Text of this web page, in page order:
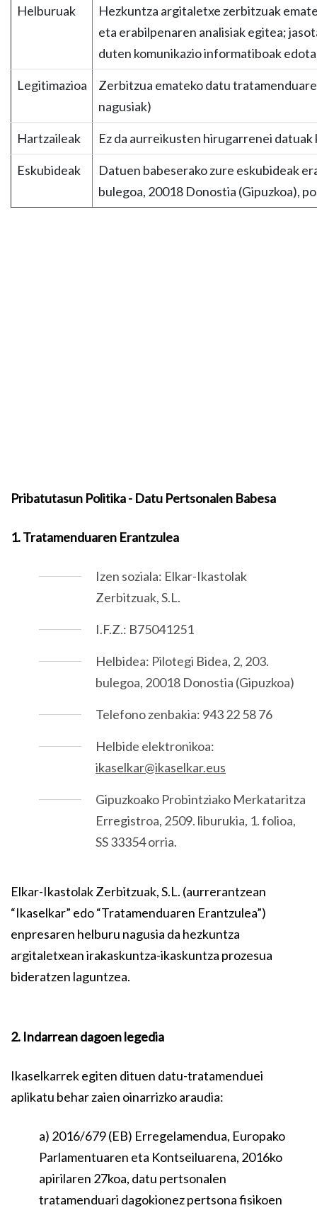
Helburuak
Hezkuntza argitaletxe zerbitzuak
eta erabilpenaren analisiak egitea;
duten komunikazio informatiboak
Legitimazioa
Zerbitzua emateko datu
nagusiak)
Hartzaileak Ez da aurreikusten hirugarrenei
Eskubideak
Datuen babeserako zure eskubideak
bulegoa, 20018 Donostia (Gipuzkoa),
Pribatutasun Politika - Datu Pertsonalen Babesa
1. Tratamenduaren Erantzulea
Izen soziala: Elkar-Ikastolak
Zerbitzuak, S.L.
I.F.Z.: B75041251
Helbidea: Pilotegi Bidea, 2, 203.
bulegoa, 20018 Donostia (Gipuzkoa)
Telefono zenbakia: 943 22 58 76
Helbide elektronikoa:
ikaselkar@ikaselkar.eus
Gipuzkoako Probintziako Merkataritza
Erregistroa, 2509. liburukia, 1. folioa,
SS 33354 orria.
Elkar-Ikastolak Zerbitzuak, S.L. (aurrerantzean
“Ikaselkar” edo “Tratamenduaren Erantzulea”)
enpresaren helburu nagusia da hezkuntza
argitaletxean irakaskuntza-ikaskuntza prozesua
bideratzen laguntzea.
2. Indarrean dagoen legedia
Ikaselkarrek egiten dituen datu-tratamenduei
aplikatu behar zaien oinarrizko araudia:
a) 2016/679 (EB) Erregelamendua, Europako
Parlamentuaren eta Kontseiluarena, 2016ko
apirilaren 27koa, datu pertsonalen
tratamenduari dagokionez pertsona fisikoen